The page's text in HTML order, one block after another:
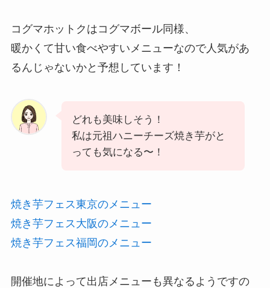
コグマホットクはコグマボール同様、
暖かくて甘い食べやすいメニューなので人気があ
るんじゃないかと予想しています！
どれも美味しそう！
私は元祖ハニーチーズ焼き芋がと
っても気になる〜！
焼き芋フェス東京のメニュー
焼き芋フェス大阪のメニュー
焼き芋フェス福岡のメニュー
開催地によって出店メニューも異なるようですの